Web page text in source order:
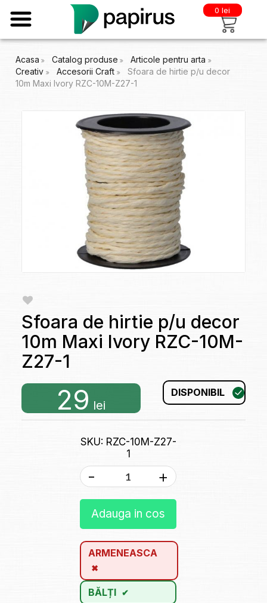
0 lei
Acasa Catalog produse
Articole pentru arta
Creativ
Accesorii Craft
Sfoara de hirtie p/u decor
10m Maxi Ivory RZC-10M-Z27-1
Sfoara de hirtie p/u decor
10m Maxi Ivory RZC-10M-
Z27-1
29 lei
DISPONIBIL
SKU: RZC-10M-Z27-
1
- +
Adauga in cos
ARMENEASCA
BĂLȚI